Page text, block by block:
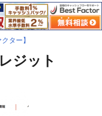
ター】
ジット